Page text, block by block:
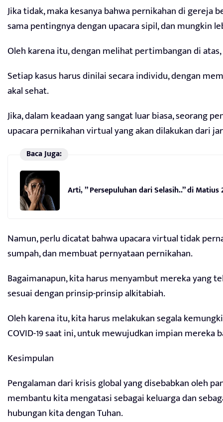
Jika tidak, maka kesanya bahwa pernikahan di gereja
sama pentingnya dengan upacara sipil, dan mungkin
Oleh karena itu, dengan melihat pertimbangan di
Setiap kasus harus dinilai secara individu, dengan
akal sehat.
Jika, dalam keadaan yang sangat luar biasa, seorang
upacara pernikahan virtual yang akan dilakukan dari
Baca Juga:
Arti, ” Persepuluhan dari Selasih..” di Matius
Namun, perlu dicatat bahwa upacara virtual tidak
sumpah, dan membuat pernyataan pernikahan.
Bagaimanapun, kita harus menyambut mereka yang
sesuai dengan prinsip-prinsip alkitabiah.
Oleh karena itu, kita harus melakukan segala
COVID-19 saat ini, untuk mewujudkan impian mereka
Kesimpulan
Pengalaman dari krisis global yang disebabkan oleh
membantu kita mengatasi sebagai keluarga dan
hubungan kita dengan Tuhan.